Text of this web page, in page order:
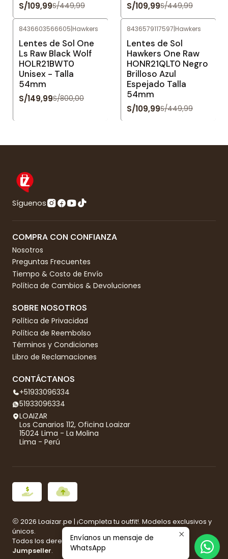
S/109,99S/449,99 S/109,99S/449,99
8436603566605|Hawkers
Lentes de Sol One
Ls Raw Black Wolf
HOLR21BWT0
Unisex - Talla
54mm
S/149,99S/800,00
8436579117597|Hawkers
Lentes de Sol
Hawkers One Raw
HONR21QLT0 Negro
Brilloso Azul
Espejado Talla
54mm
S/109,99S/449,99
Síguenos
COMPRA CON CONFIANZA
Nosotros
Preguntas Frecuentes
Tiempo & Costo de Envío
Política de Cambios & Devoluciones
SOBRE NOSOTROS
Política de Privacidad
Política de Reembolso
Términos y Condiciones
Libro de Reclamaciones
CONTÁCTANOS
+51933096334
51933096334
LOAIZAR
Los Canarios 112, Oficina Loaizar
15024 Lima - La Molina
Lima - Perú
2026 Loaizar.pe | ¡Completa tu outfit!. Modelos exclusivos y
únicos.
Todos los derechos reservados.Desarrollado por
Jumpseller.
Envíanos un mensaje de
WhatsApp